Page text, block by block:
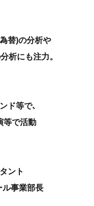
替)の分析や
析にも注力。
ド等で､
等で活動
ント
ル事業部長